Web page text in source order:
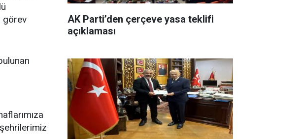
görev
AK Parti’den çerçeve yasa teklifi
açıklaması